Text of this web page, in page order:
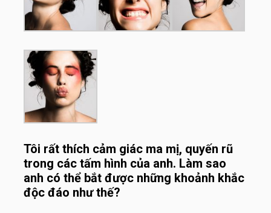
Tôi rất thích cảm giác ma mị, quyến rũ
trong các tấm hình của anh. Làm sao
anh có thể bắt được những khoảnh khắc
độc đáo như thế?